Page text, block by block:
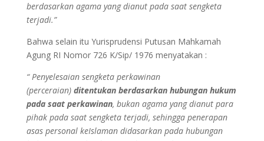
berdasarkan agama yang dianut pada saat sengketa
terjadi.”
Bahwa selain itu Yurisprudensi Putusan Mahkamah
Agung RI Nomor 726 K/Sip/ 1976 menyatakan :
“ Penyelesaian sengketa perkawinan
(perceraian) ditentukan berdasarkan hubungan hukum
pada saat perkawinan, bukan agama yang dianut para
pihak pada saat sengketa terjadi, sehingga penerapan
asas personal keIslaman didasarkan pada hubungan